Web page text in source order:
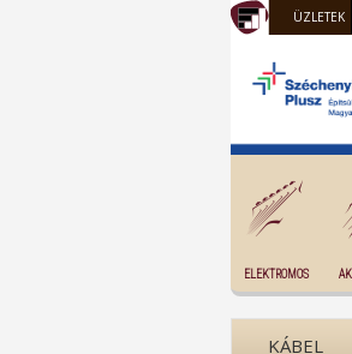
ÜZLETEK
ELEKTROMOS
KÁBEL